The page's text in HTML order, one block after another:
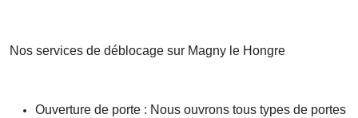
Nos services de déblocage sur Magny le Hongre
Ouverture de porte : Nous ouvrons tous types de portes